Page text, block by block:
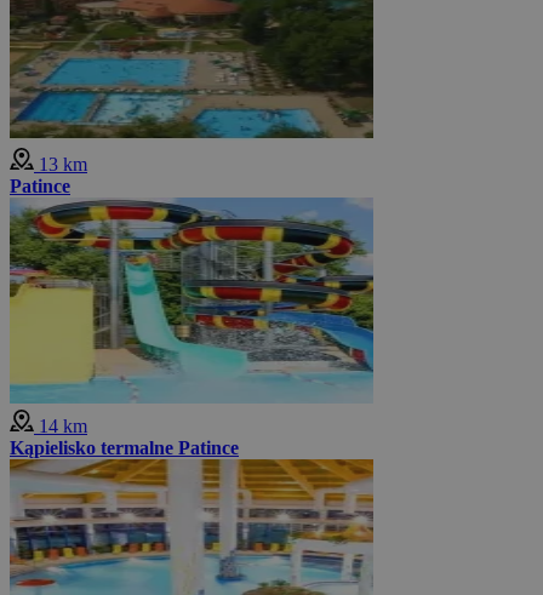
13 km
Patince
14 km
Kąpielisko termalne Patince